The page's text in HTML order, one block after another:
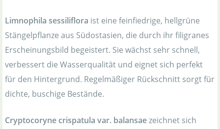
Limnophila sessiliflora ist eine feinfiedrige, hellgrüne
Stängelpflanze aus Südostasien, die durch ihr filigranes
Erscheinungsbild begeistert. Sie wächst sehr schnell,
verbessert die Wasserqualität und eignet sich perfekt
für den Hintergrund. Regelmäßiger Rückschnitt sorgt für
dichte, buschige Bestände.
Cryptocoryne crispatula var. balansaezeichnet sich